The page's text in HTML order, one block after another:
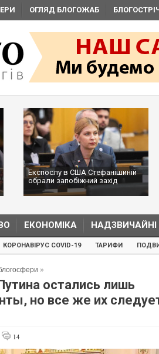
ОГЛЯД БЛОГОЖАБ
Експослу в США Стефанішиній
обрали запобіжний захід
ЕКОНОМІКА НАДЗВИЧАЙНІ
КОРОНАВІРУС COVID-19 ТАРИФИ
»
остались лишь
но все же их
14